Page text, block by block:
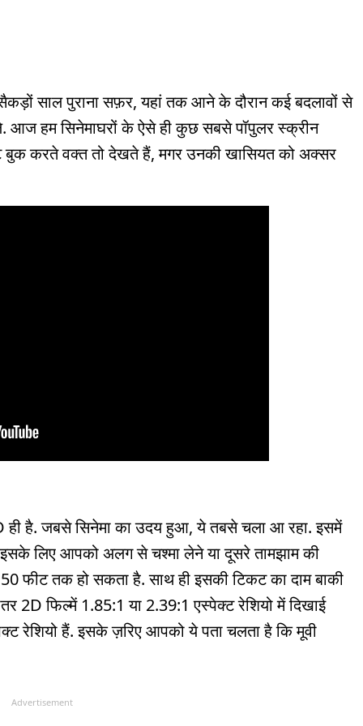
साल पुराना सफ़र, यहां तक आने के दौरान कई बदलावों से
आज हम सिनेमाघरों के ऐसे ही कुछ सबसे पॉपुलर स्क्रीन
बुक करते वक्त तो देखते हैं, मगर उनकी खासियत को अक्सर
ही है. जबसे सिनेमा का उदय हुआ, ये तबसे चला आ रहा. इसमें
लिए आपको अलग से चश्मा लेने या दूसरे तामझाम की
फीट तक हो सकता है. साथ ही इसकी टिकट का दाम बाकी
2D फिल्में 1.85:1 या 2.39:1 एस्पेक्ट रेशियो में दिखाई
रेशियो हैं. इसके ज़रिए आपको ये पता चलता है कि मूवी
Advertisement